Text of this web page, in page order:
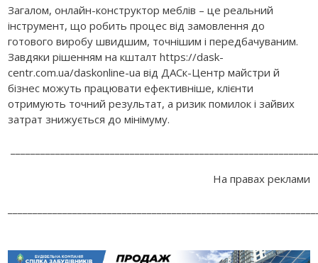
Загалом, онлайн-конструктор меблів – це реальний
інструмент, що робить процес від замовлення до
готового виробу швидшим, точнішим і передбачуваним.
Завдяки рішенням на кшталт https://dask-
centr.com.ua/daskonline-ua від ДАСк-Центр майстри й
бізнес можуть працювати ефективніше, клієнти
отримують точний результат, а ризик помилок і зайвих
затрат знижується до мінімуму.
На правах реклами